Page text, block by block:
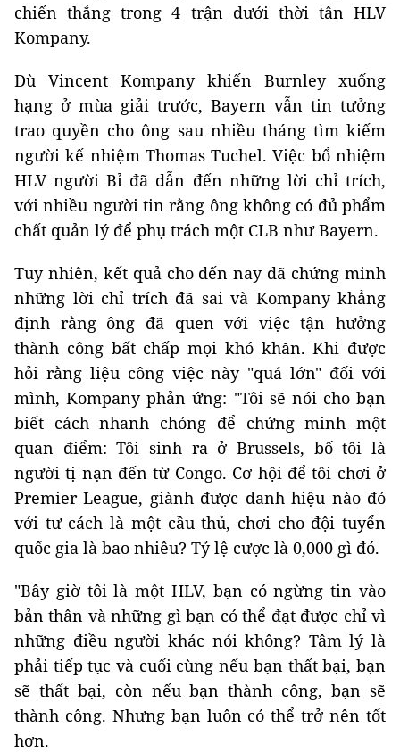
chiến thắng trong 4 trận dưới thời tân HLV
Kompany.
Dù Vincent Kompany khiến Burnley xuống
hạng ở mùa giải trước, Bayern vẫn tin tưởng
trao quyền cho ông sau nhiều tháng tìm kiếm
người kế nhiệm Thomas Tuchel. Việc bổ nhiệm
HLV người Bỉ đã dẫn đến những lời chỉ trích,
với nhiều người tin rằng ông không có đủ phẩm
chất quản lý để phụ trách một CLB như Bayern.
Tuy nhiên, kết quả cho đến nay đã chứng minh
những lời chỉ trích đã sai và Kompany khẳng
định rằng ông đã quen với việc tận hưởng
thành công bất chấp mọi khó khăn. Khi được
hỏi rằng liệu công việc này "quá lớn" đối với
mình, Kompany phản ứng: "Tôi sẽ nói cho bạn
biết cách nhanh chóng để chứng minh một
quan điểm: Tôi sinh ra ở Brussels, bố tôi là
người tị nạn đến từ Congo. Cơ hội để tôi chơi ở
Premier League, giành được danh hiệu nào đó
với tư cách là một cầu thủ, chơi cho đội tuyển
quốc gia là bao nhiêu? Tỷ lệ cược là 0,000 gì đó.
"Bây giờ tôi là một HLV, bạn có ngừng tin vào
bản thân và những gì bạn có thể đạt được chỉ vì
những điều người khác nói không? Tâm lý là
phải tiếp tục và cuối cùng nếu bạn thất bại, bạn
sẽ thất bại, còn nếu bạn thành công, bạn sẽ
thành công. Nhưng bạn luôn có thể trở nên tốt
hơn.